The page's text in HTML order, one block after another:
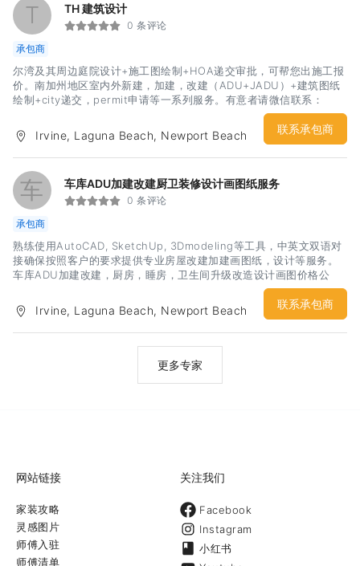
T TH 建筑设计
0 条评论
承包商
尔湾及其周边庭院设计+施工图绘制+HOA递交审批，可帮您出施工报
价。南加州地区室内外新建，加建，改建（ADU+JADU）+建筑图纸
绘制+city递交，permit申请等一系列服务。有意者请微信联系：
thdesignpartners@gmail.com谢谢！
Irvine, Laguna Beach, Newport Beach 联系承包商
车 车库ADU加建改建厨卫装修设计画图纸服务
0 条评论
承包商
熟练使用AutoCAD, SketchUp, 3Dmodeling等工具，中英文双语对
接确保按照客户的要求提供专业房屋改建加建画图纸，设计等服务。
车库ADU加建改建，厨房，睡房，卫生间升级改造设计画图价格公
道，免费上门测量估价，专业一对一服务。免费电话咨询请找：
（949）290-7899 黄先生
Irvine, Laguna Beach, Newport Beach 联系承包商
更多专家
网站链接
家装攻略
灵感图片
师傅入驻
师傅清单
关注我们
Facebook
Instagram
小红书